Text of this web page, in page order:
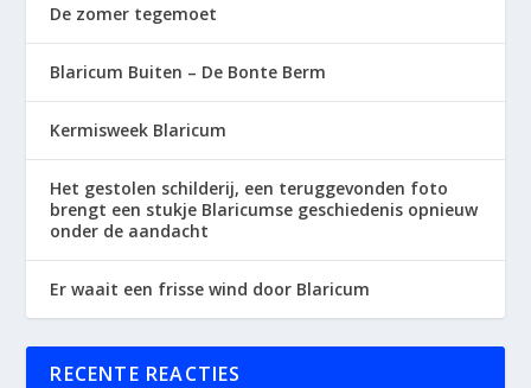
De zomer tegemoet
Blaricum Buiten – De Bonte Berm
Kermisweek Blaricum
Het gestolen schilderij, een teruggevonden foto
brengt een stukje Blaricumse geschiedenis opnieuw
onder de aandacht
Er waait een frisse wind door Blaricum
RECENTE REACTIES